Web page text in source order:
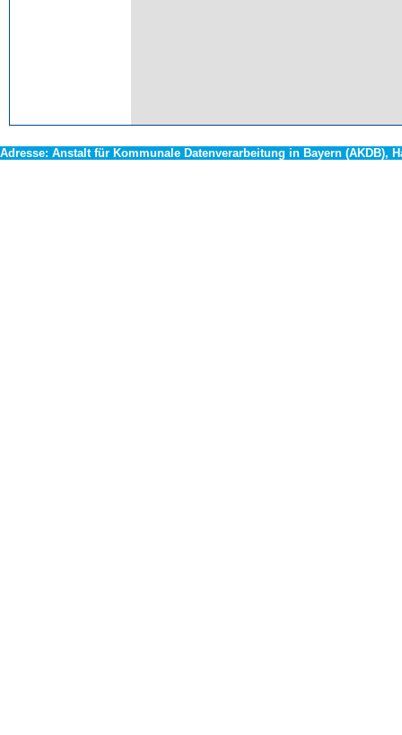
Adresse: Anstalt für Kommunale Datenverarbeitung in Bayern (AKDB),